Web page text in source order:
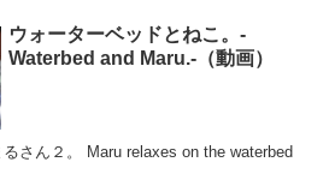
ウォーターベッドとねこ。-
Waterbed and Maru.-（動画）
さん２。 Maru relaxes on the waterbed